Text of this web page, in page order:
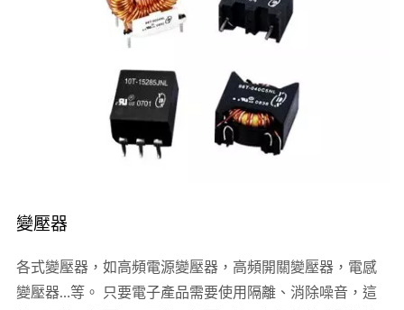
變壓器
各式變壓器，如高頻電源變壓器，高頻開關變壓器，電感
變壓器…等。 只要電子產品需要使用隔離、消除噪音，這